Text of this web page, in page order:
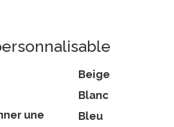
une
Beige
Blanc
Bleu